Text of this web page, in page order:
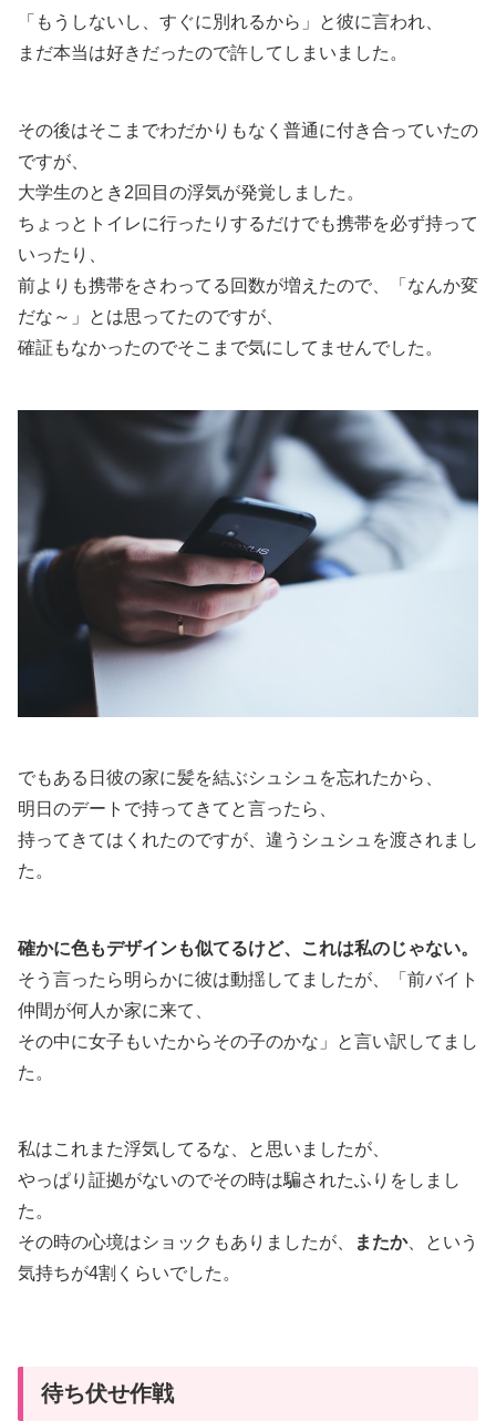
「もうしないし、すぐに別れるから」と彼に言われ、
まだ本当は好きだったので許してしまいました。
その後はそこまでわだかりもなく普通に付き合っていたの
ですが、
大学生のとき2回目の浮気が発覚しました。
ちょっとトイレに行ったりするだけでも携帯を必ず持って
いったり、
前よりも携帯をさわってる回数が増えたので、「なんか変
だな～」とは思ってたのですが、
確証もなかったのでそこまで気にしてませんでした。
でもある日彼の家に髪を結ぶシュシュを忘れたから、
明日のデートで持ってきてと言ったら、
持ってきてはくれたのですが、違うシュシュを渡されまし
た。
確かに色もデザインも似てるけど、これは私のじゃない。
そう言ったら明らかに彼は動揺してましたが、「前バイト
仲間が何人か家に来て、
その中に女子もいたからその子のかな」と言い訳してまし
た。
私はこれまた浮気してるな、と思いましたが、
やっぱり証拠がないのでその時は騙されたふりをしまし
た。
その時の心境はショックもありましたが、
またか、という
気持ちが4割くらいでした。
待ち伏せ作戦